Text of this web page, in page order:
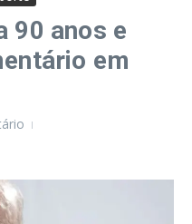
90 anos e
em